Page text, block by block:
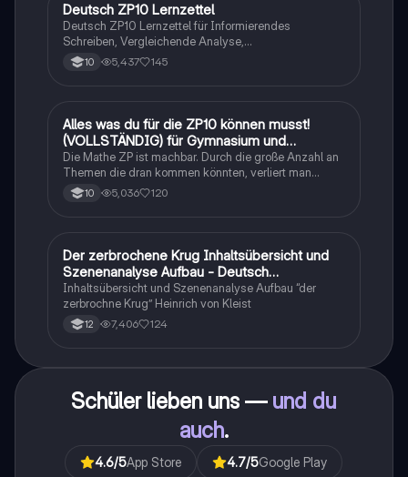
Deutsch
Deutsch ZP10 Lernzettel
Deutsch ZP10 Lernzettel für Informierendes
Schreiben, Vergleichende Analyse,
Sachtexte/Roman/Gedicht..
10 5,437 145
Mathe
Alles was du für die ZP10 können musst!
(VOLLSTÄNDIG) für Gymnasium und
Realschule
Die Mathe ZP ist machbar. Durch die große Anzahl an
Themen die dran kommen könnten, verliert man
schnell den Überblick. Also habe ich von den kleinsten
Themen bis hin zu den größten alles
10 5,036 120
Deutsch
Der zerbrochene Krug Inhaltsübersicht und
Szenenanalyse Aufbau - Deutsch
Q1/Q2/Abitur
Inhaltsübersicht und Szenenanalyse Aufbau “der
zerbrochne Krug” Heinrich von Kleist
12 7,406 124
Schüler lieben uns — und du
auch.
4.6/5App Store 4.7/5Google Play